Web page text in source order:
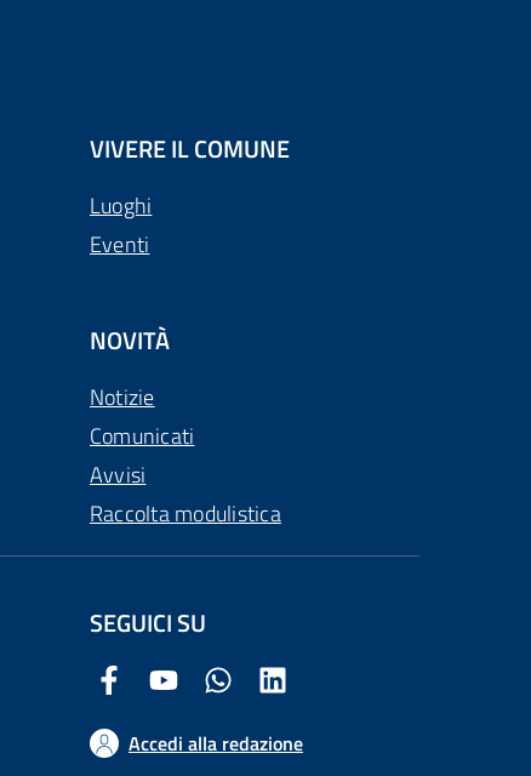
VIVERE IL COMUNE
Luoghi
Eventi
NOVITÀ
Notizie
Comunicati
Avvisi
Raccolta modulistica
SEGUICI SU
Facebook Comune di Arezzo
Youtube Comune di Arezzo
Twitter Comune di Arezzo
Accedi alla redazione